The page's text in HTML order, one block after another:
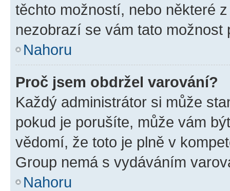
těchto možností, nebo některé
nezobrazí se vám tato
Nahoru
Proč jsem obdržel varování?
Každý administrátor si může
pokud je porušíte, může vám
vědomí, že toto je plně v
Group nemá s vydáváním
Nahoru